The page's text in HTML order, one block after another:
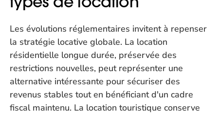
Les évolutions réglementaires invitent à repenser
la stratégie locative globale. La location
résidentielle longue durée, préservée des
restrictions nouvelles, peut représenter une
alternative intéressante pour sécuriser des
revenus stables tout en bénéficiant d'un cadre
fiscal maintenu. La location touristique conserve